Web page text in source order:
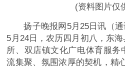
(资料图片仅
扬子晚报网5月25日讯（
5月24日，农历四月初八，东
所、双店镇文化广电体育服务
流集聚、氛围浓厚的契机，精